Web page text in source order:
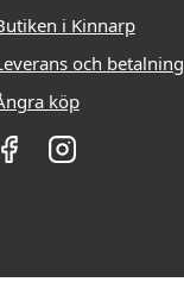
i Kinnarp
och betalning
köp